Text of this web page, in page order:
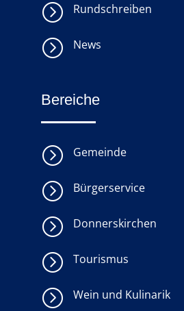
= Rundschreiben
= News
Bereiche
= Gemeinde
= Bürgerservice
= Donnerskirchen
= Tourismus
= Wein und Kulinarik